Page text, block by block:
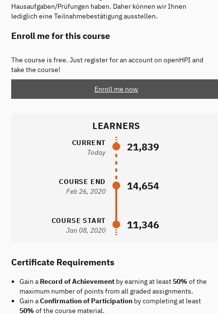
Hausaufgaben/Prüfungen haben. Daher können wir Ihnen
lediglich eine Teilnahmebestätigung ausstellen.
Enroll me for this course
The course is free. Just register for an account on openHPI and
take the course!
Enroll me now
LEARNERS
CURRENT
Today
21,839
COURSE END
Feb 26, 2020
14,654
COURSE START
Jan 08, 2020
11,346
Certificate Requirements
Gain a Record of Achievementby earning at least 50% of the
maximum number of points from all graded assignments.
Gain aConfirmation of Participationby completing at least
50% of the course material.